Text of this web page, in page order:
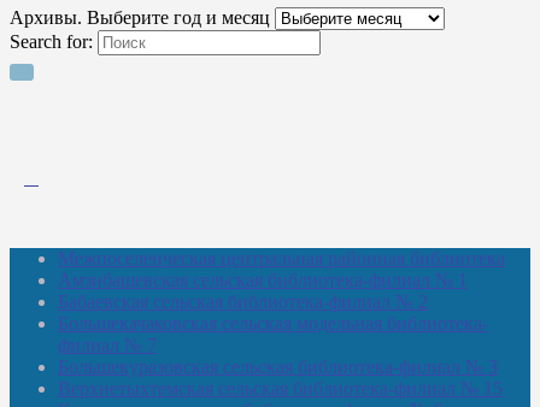
Архивы. Выберите год и месяц
Search for:
Межпоселенческая центральная районная библиотека
Амзибашевская сельская библиотека-филиал № 1
Бабаевская сельская библиотека-филиал № 2
Большекачаковская сельская модельная библиотека-
филиал № 7
Большекуразовская сельская библиотека-филиал № 3
Верхнетыхтемская сельская библиотека-филиал № 15